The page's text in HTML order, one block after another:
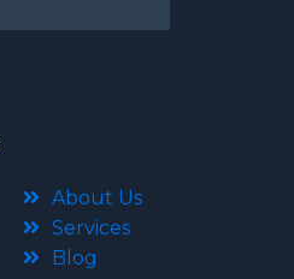
About Us
Services
Blog